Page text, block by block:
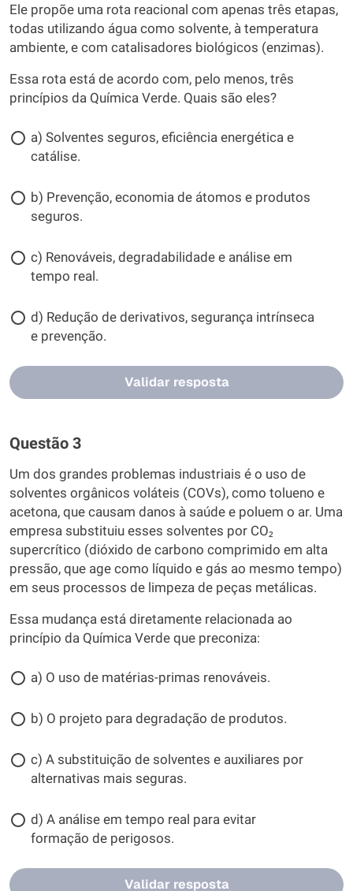
Ele propõe uma rota reacional com apenas três etapas,
todas utilizando água como solvente, à temperatura
ambiente, e com catalisadores biológicos (enzimas).
Essa rota está de acordo com, pelo menos, três
princípios da Química Verde. Quais são eles?
a) Solventes seguros, eficiência energética e
catálise.
b) Prevenção, economia de átomos e produtos
seguros.
c) Renováveis, degradabilidade e análise em
tempo real.
d) Redução de derivativos, segurança intrínseca
e prevenção.
Validar resposta
Questão 3
Um dos grandes problemas industriais é o uso de
solventes orgânicos voláteis (COVs), como tolueno e
acetona, que causam danos à saúde e poluem o ar. Uma
empresa substituiu esses solventes por CO₂
supercrítico (dióxido de carbono comprimido em alta
pressão, que age como líquido e gás ao mesmo tempo)
em seus processos de limpeza de peças metálicas.
Essa mudança está diretamente relacionada ao
princípio da Química Verde que preconiza:
a) O uso de matérias-primas renováveis.
b) O projeto para degradação de produtos.
c) A substituição de solventes e auxiliares por
alternativas mais seguras.
d) A análise em tempo real para evitar
formação de perigosos.
Validar resposta